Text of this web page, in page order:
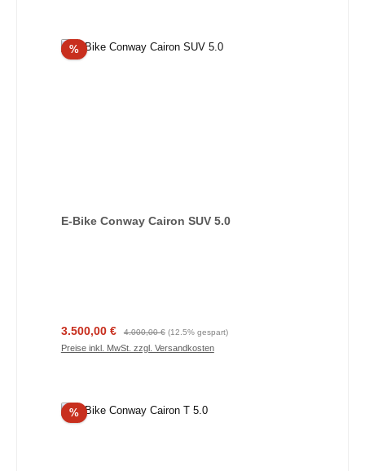
%Rabatt
E-Bike Conway Cairon SUV 5.0
Verkaufspreis:
3.500,00 € Regulärer Preis:
4.000,00 € (12.5% gespart)
Preise inkl. MwSt. zzgl. Versandkosten
%Rabatt